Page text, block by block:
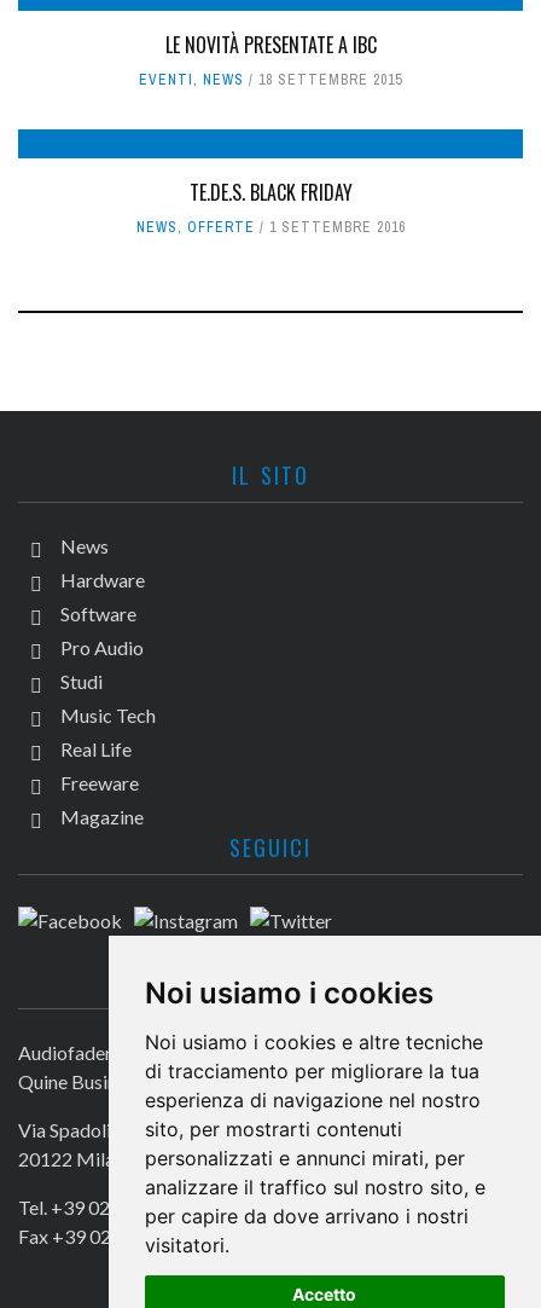
Noi usiamo i cookies
Noi usiamo i cookies e altre tecniche
di tracciamento per migliorare la tua
esperienza di navigazione nel nostro
sito, per mostrarti contenuti
personalizzati e annunci mirati, per
analizzare il traffico sul nostro sito, e
per capire da dove arrivano i nostri
visitatori.
Accetto
LE NOVITÀ PRESENTATE A IBC
EVENTI, NEWS 18 SETTEMBRE 2015
TE.DE.S. BLACK FRIDAY
NEWS, OFFERTE 1 SETTEMBRE 2016
IL SITO
News
Hardware
Software
Pro Audio
Studi
Music Tech
Real Life
Freeware
Magazine
SEGUICI
CONTATTACI
Audiofader.com
Quine Business Publisher
Via Spadolini 7
20122 Milano
Tel. +39 02 49756990
Fax +39 02 72016740